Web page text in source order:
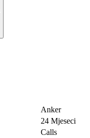
Anker
24 Mjeseci
Calls